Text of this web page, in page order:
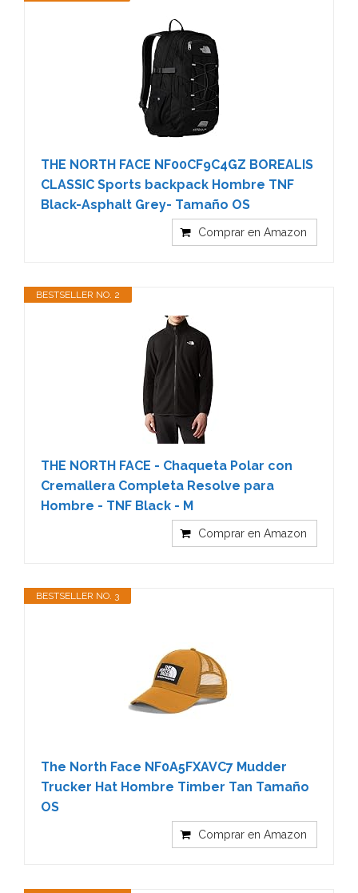
THE NORTH FACE NF00CF9C4GZ BOREALIS
CLASSIC Sports backpack Hombre TNF
Black-Asphalt Grey- Tamaño OS
Comprar en Amazon
BESTSELLER NO. 2
THE NORTH FACE - Chaqueta Polar con
Cremallera Completa Resolve para
Hombre - TNF Black - M
Comprar en Amazon
BESTSELLER NO. 3
The North Face NF0A5FXAVC7 Mudder
Trucker Hat Hombre Timber Tan Tamaño
OS
Comprar en Amazon